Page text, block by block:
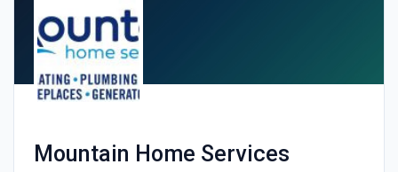
Mountain Home Services